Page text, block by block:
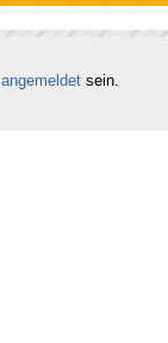
angemeldet sein.